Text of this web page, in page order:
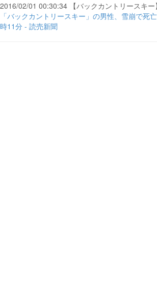
2016/02/01 00:30:34 【バックカントリースキー
「バックカントリースキー」の男性、雪崩で死
時11分 - 読売新聞